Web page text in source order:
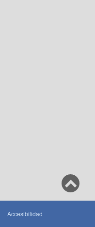
Accesibilidad